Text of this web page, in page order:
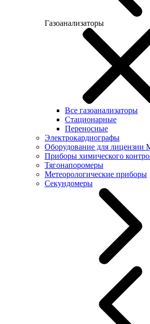
Газоанализаторы
Все газоанализаторы
Cтационарные
Переносные
Электрокардиографы
Оборудование для лицензии
Приборы химического
Тягонапоромеры
Метеорологические приборы
Секундомеры